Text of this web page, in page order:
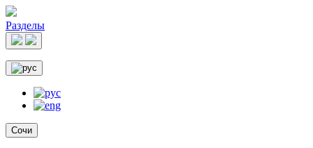
Разделы
Сочи